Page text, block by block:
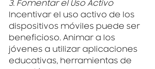
3. Fomentar el Uso Activo
Incentivar el uso activo de los
dispositivos móviles puede ser
beneficioso. Animar a los
jóvenes a utilizar aplicaciones
educativas, herramientas de